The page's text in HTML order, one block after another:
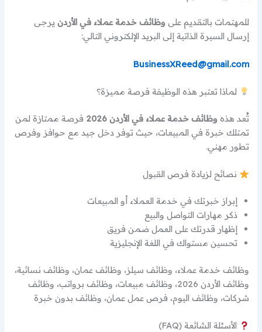
للمهتمات بالتقديم علىوظائف خدمة عملاء في الأردن يرجى
إرسال السيرة الذاتية إلى البريد الإلكتروني التالي:
BusinessXReed@gmail.com
لماذا تعتبر هذه الوظيفة فرصة مميزة؟
تُعد هذهوظائف خدمة عملاء في الأردن 2026
فرصة ممتازة لمن
تمتلك خبرة في المبيعات، حيث توفر دخل جيد مع حوافز وفرص
تطور مهني.
نصائح لزيادة فرص القبول
إبراز خبرتك في خدمة العملاء أو المبيعات
ذكر مهارات التواصل والبيع
إظهار قدرتك على العمل ضمن فريق
تحسين مستواك في اللغة الإنجليزية
وظائف خدمة عملاء، وظائف سيلز، وظائف عمان، وظائف نسائية،
وظائف الأردن 2026، وظائف مبيعات، وظائف برواتب، وظائف
شركات، وظائف اليوم، فرص عمل عمان، وظائف بدون خبرة
الأسئلة الشائعة (FAQ)